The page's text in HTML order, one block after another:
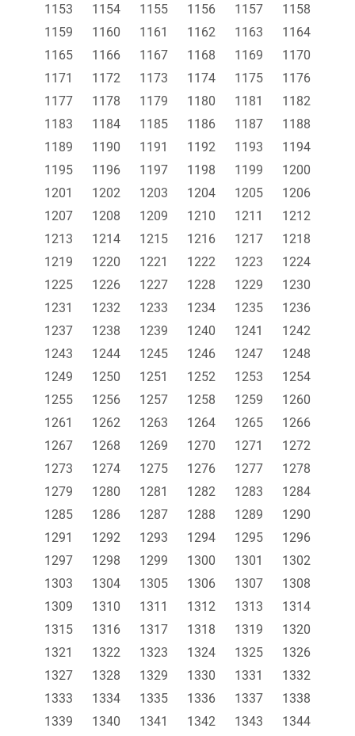
1153 1154 1155 1156 1157
1158
1159
1160 1161 1162 1163
1164
1165
1166 1167 1168 1169
1170
1171
1172 1173 1174 1175
1176
1177
1178 1179 1180 1181
1182
1183
1184 1185 1186 1187
1188
1189
1190 1191 1192 1193
1194
1195
1196 1197 1198 1199
1200
1201
1202 1203 1204 1205
1206
1207
1208 1209 1210 1211
1212
1213
1214 1215 1216 1217
1218
1219
1220 1221 1222 1223
1224
1225
1226 1227 1228 1229
1230
1231
1232 1233 1234 1235
1236
1237
1238 1239 1240 1241
1242
1243
1244 1245 1246 1247
1248
1249
1250 1251 1252 1253
1254
1255
1256 1257 1258 1259
1260
1261
1262 1263 1264 1265
1266
1267
1268 1269 1270 1271
1272
1273
1274 1275 1276 1277
1278
1279
1280 1281 1282 1283
1284
1285
1286 1287 1288 1289
1290
1291
1292 1293 1294 1295
1296
1297
1298 1299 1300 1301
1302
1303
1304 1305 1306 1307
1308
1309
1310 1311 1312 1313
1314
1315
1316 1317 1318 1319
1320
1321
1322 1323 1324 1325
1326
1327
1328 1329 1330 1331
1332
1333
1334 1335 1336 1337
1338
1339
1340 1341 1342 1343
1344